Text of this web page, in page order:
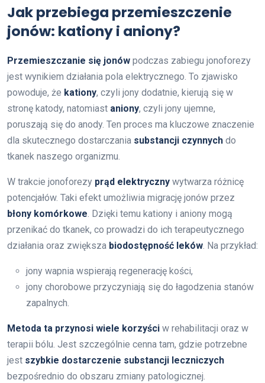
Jak przebiega przemieszczenie
jonów: kationy i aniony?
Przemieszczanie się jonów podczas zabiegu jonoforezy
jest wynikiem działania pola elektrycznego. To zjawisko
powoduje, że kationy, czyli jony dodatnie, kierują się w
stronę katody, natomiast aniony, czyli jony ujemne,
poruszają się do anody. Ten proces ma kluczowe znaczenie
dla skutecznego dostarczania substancji czynnych do
tkanek naszego organizmu.
W trakcie jonoforezy prąd elektryczny wytwarza różnicę
potencjałów. Taki efekt umożliwia migrację jonów przez
błony komórkowe. Dzięki temu kationy i aniony mogą
przenikać do tkanek, co prowadzi do ich terapeutycznego
działania oraz zwiększa biodostępność leków. Na przykład:
jony wapnia wspierają regenerację kości,
jony chorobowe przyczyniają się do łagodzenia stanów
zapalnych.
Metoda ta przynosi wiele korzyści w rehabilitacji oraz w
terapii bólu. Jest szczególnie cenna tam, gdzie potrzebne
jest szybkie dostarczenie substancji leczniczych
bezpośrednio do obszaru zmiany patologicznej.